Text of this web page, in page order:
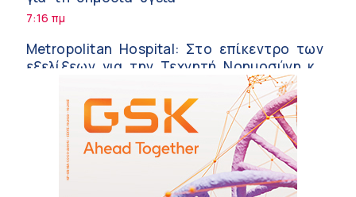
7:16 πμ
Metropolitan Hospital: Στο επίκεντρο των
εξελίξεων για την Τεχνητή Νοημοσύνη και
Παύλος Γιαννακόπουλος – ΒΙΑΝΕΞ
Στέλιος Λιανός – INTERAMERICAN /
Αθηναϊκή Γενική Κλινική